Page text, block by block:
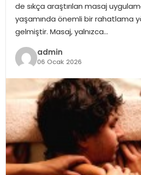
MAGAZIN
TEKNOLOJI
de sıkça araştırılan masaj
yaşamında önemli bir rahatlama
gelmiştir. Masaj, yalnızca…
admin
06 Ocak 2026